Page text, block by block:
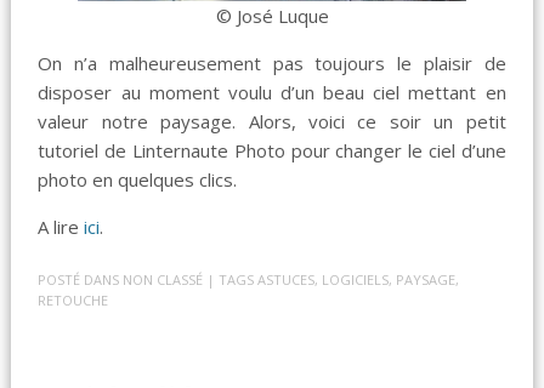
© José Luque
On n’a malheureusement pas toujours le plaisir de
disposer au moment voulu d’un beau ciel mettant en
valeur notre paysage. Alors, voici ce soir un petit
tutoriel de Linternaute Photo pour changer le ciel d’une
photo en quelques clics.
A lireici.
POSTÉ DANS NON CLASSÉ | TAGSASTUCES, LOGICIELS, PAYSAGE,
RETOUCHE